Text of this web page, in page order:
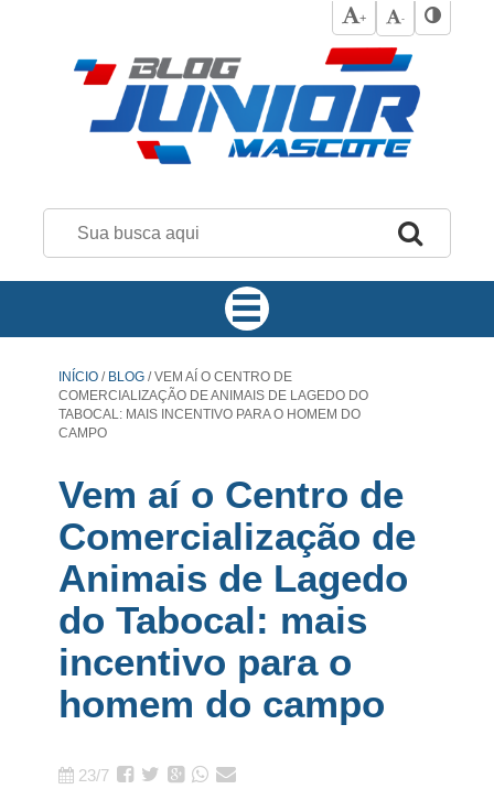
+ -
INÍCIO / BLOG /VEM AÍ O CENTRO DE
COMERCIALIZAÇÃO DE ANIMAIS DE LAGEDO DO
TABOCAL: MAIS INCENTIVO PARA O HOMEM DO
CAMPO
Vem aí o Centro de
Comercialização de
Animais de Lagedo
do Tabocal: mais
incentivo para o
homem do campo
23/7